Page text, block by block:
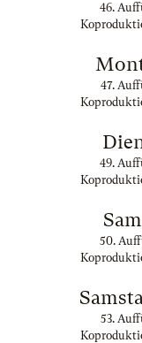
46.
47.
49.
50.
53.